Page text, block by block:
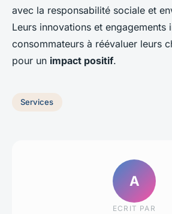
avec la responsabilité sociale et
Leurs innovations et engagements
consommateurs à réévaluer leurs
pour un impact positif.
Services
A
ECRIT PAR